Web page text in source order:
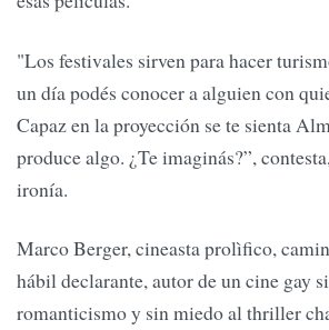
"Los festivales sirven para hacer
un día podés conocer a alguien con
Capaz en la proyección se te sienta
produce algo. ¿Te imaginás?”,
ironía.
Marco Berger, cineasta prolìfico,
hábil declarante, autor de un cine gay
romanticismo y sin miedo al thriller